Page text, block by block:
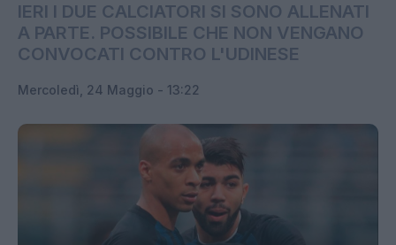
IERI I DUE CALCIATORI SI SONO ALLENATI
A PARTE. POSSIBILE CHE NON VENGANO
CONVOCATI CONTRO L'UDINESE
Mercoledì, 24 Maggio - 13:22